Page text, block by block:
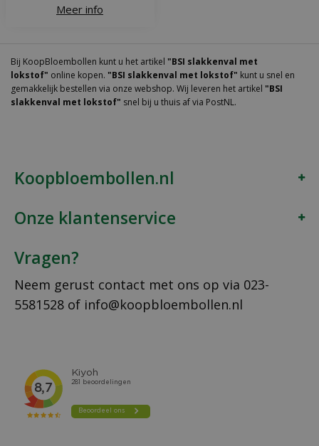
Meer info
Bij KoopBloembollen kunt u het artikel "BSI slakkenval met
lokstof" online kopen. "BSI slakkenval met lokstof" kunt u snel en
gemakkelijk bestellen via onze webshop. Wij leveren het artikel "BSI
slakkenval met lokstof" snel bij u thuis af via PostNL.
Koopbloembollen.nl
Onze klantenservice
Vragen?
Neem gerust contact met ons op via 023-
5581528 of info@koopbloembollen.nl